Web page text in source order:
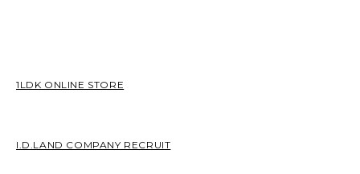
1LDK ONLINE STORE
I.D.LAND COMPANY RECRUIT